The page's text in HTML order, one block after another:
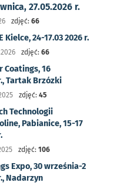
27.05.2026 r.
zdjęć: 66
Kielce, 24-17.03 2026 r.
zdjęć: 66
Coatings, 16
Tartak Brzózki
zdjęć: 45
Technologii
Pabianice, 15-17
zdjęć: 106
Expo, 30 września-2
Nadarzyn